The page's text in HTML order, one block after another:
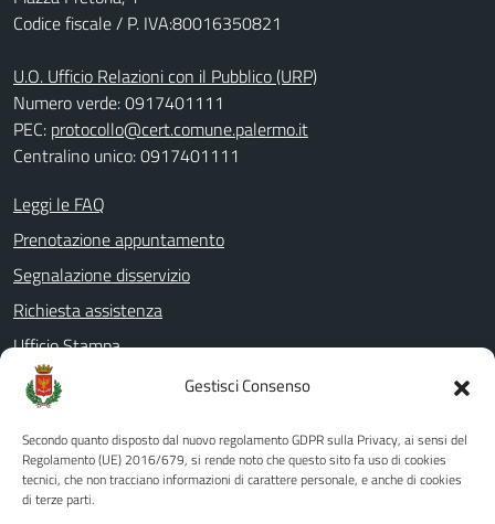
Gestisci Consenso
Secondo quanto disposto dal nuovo regolamento GDPR sulla Privacy, ai sensi del
Regolamento (UE) 2016/679, si rende noto che questo sito fa uso di cookies
tecnici, che non tracciano informazioni di carattere personale, e anche di cookies
di terze parti.
Codice fiscale / P. IVA:80016350821
U.O. Ufficio Relazioni con il Pubblico (URP)
Numero verde: 0917401111
PEC: protocollo@cert.comune.palermo.it
Centralino unico: 0917401111
Leggi le FAQ
Prenotazione appuntamento
Segnalazione disservizio
Richiesta assistenza
Ufficio Stampa
Amministrazione Trasparente
Albo pretorio
Informativa privacy
Note legali